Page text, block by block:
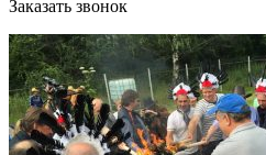
Заказать звонок